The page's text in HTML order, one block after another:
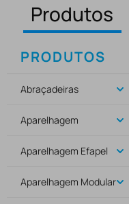
Produtos
PRODUTOS
Abraçadeiras
Aparelhagem
Aparelhagem Efapel
Aparelhagem Modular